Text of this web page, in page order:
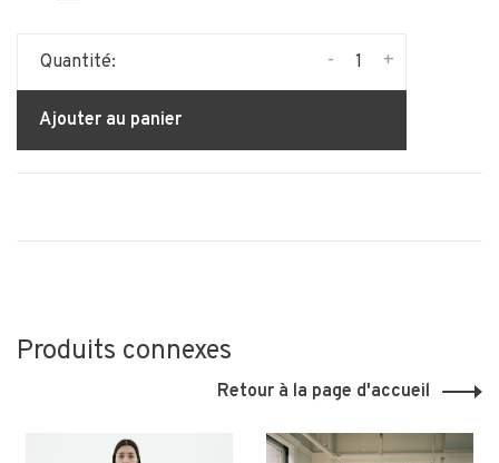
Quantité: +
-
Ajouter au panier
Produits connexes
Retour à la page d'accueil